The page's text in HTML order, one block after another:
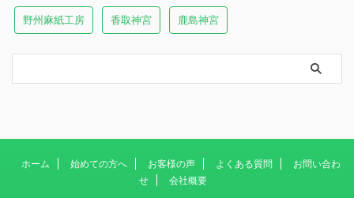
野州麻紙工房 香取神宮 鹿島神宮
ホーム 始めての方へ お客様の声 よくある質問
お問い合わ
せ
会社概要